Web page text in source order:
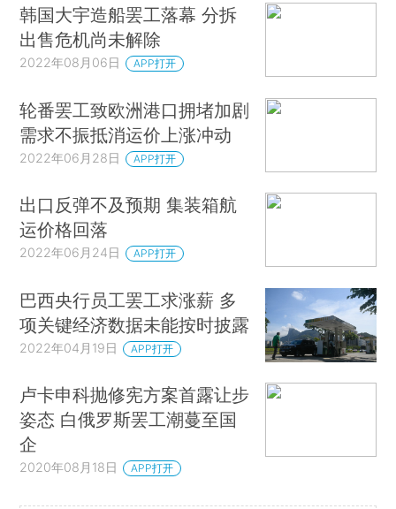
韩国大宇造船罢工落幕 分拆
出售危机尚未解除
2022年08月06日 APP打开
轮番罢工致欧洲港口拥堵加剧
需求不振抵消运价上涨冲动
2022年06月28日 APP打开
出口反弹不及预期 集装箱航
运价格回落
2022年06月24日 APP打开
巴西央行员工罢工求涨薪 多
项关键经济数据未能按时披露
2022年04月19日 APP打开
卢卡申科抛修宪方案首露让步
姿态 白俄罗斯罢工潮蔓至国
企
2020年08月18日 APP打开